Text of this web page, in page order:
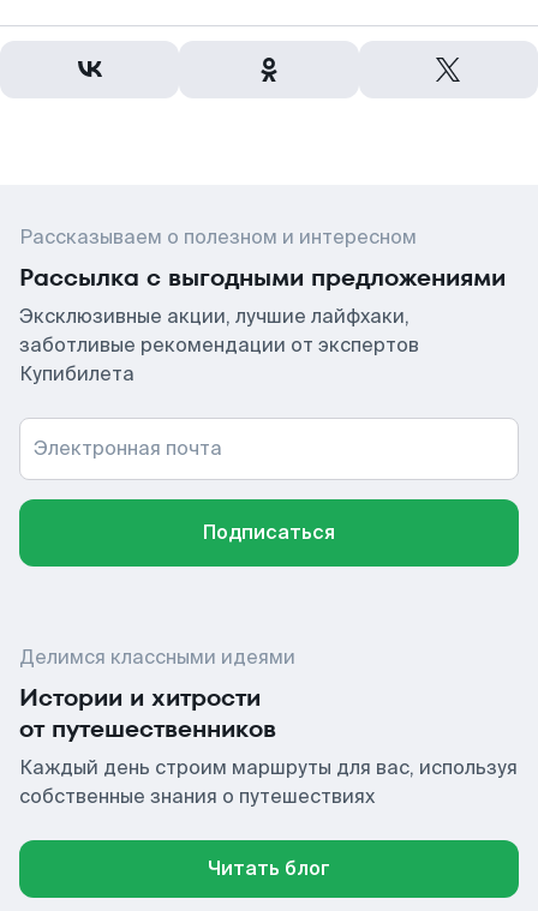
Рассказываем о полезном и интересном
Рассылка с выгодными предложениями
Эксклюзивные акции, лучшие лайфхаки,
заботливые рекомендации от экспертов
Купибилета
Электронная почта
Подписаться
Делимся классными идеями
Истории и хитрости
от путешественников
Каждый день строим маршруты для вас, используя
собственные знания о путешествиях
Читать блог